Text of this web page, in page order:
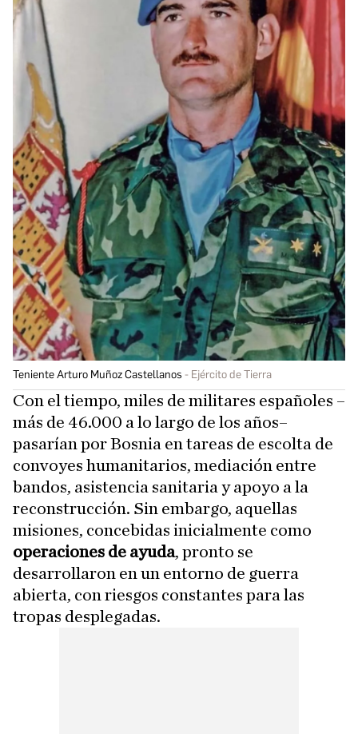
Teniente Arturo Muñoz Castellanos Ejército de Tierra
Con el tiempo, miles de militares españoles –
más de 46.000 a lo largo de los años–
pasarían por Bosnia en tareas de escolta de
convoyes humanitarios, mediación entre
bandos, asistencia sanitaria y apoyo a la
reconstrucción. Sin embargo, aquellas
misiones, concebidas inicialmente como
operaciones de ayuda, pronto se
desarrollaron en un entorno de guerra
abierta, con riesgos constantes para las
tropas desplegadas.